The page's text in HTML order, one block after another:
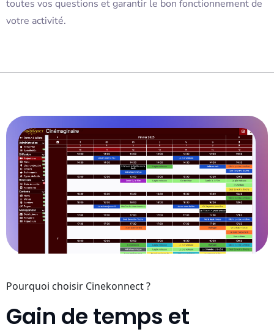
toutes vos questions et garantir le bon fonctionnement de
votre activité.
Pourquoi choisir Cinekonnect ?
Gain de temps et